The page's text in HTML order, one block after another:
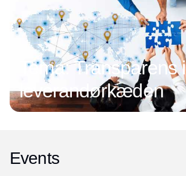
Tema: Transparens i
leverandørkæden
Events